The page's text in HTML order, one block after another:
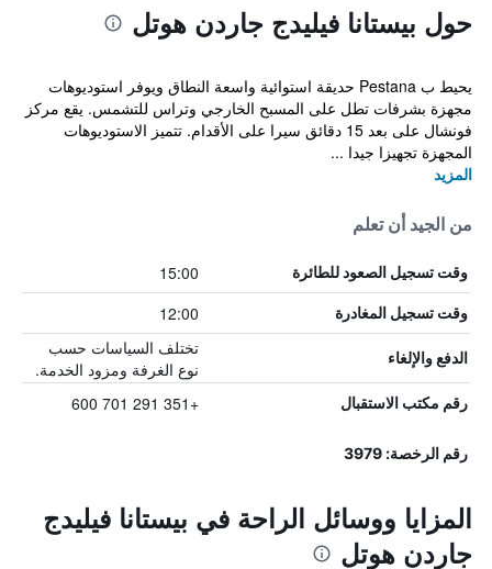
حول بيستانا فيليدج جاردن هوتل
يحيط ب Pestana حديقة استوائية واسعة النطاق ويوفر استوديوهات
مجهزة بشرفات تطل على المسبح الخارجي وتراس للتشمس. يقع مركز
فونشال على بعد 15 دقائق سيرا على الأقدام. تتميز الاستوديوهات
المجهزة تجهيزا جيدا ...
المزيد
من الجيد أن تعلم
وقت تسجيل الصعود للطائرة 15:00
وقت تسجيل المغادرة 12:00
الدفع والإلغاء
تختلف السياسات حسب
نوع الغرفة ومزود الخدمة.
رقم مكتب الاستقبال +351 291 701 600
رقم الرخصة: 3979
المزايا ووسائل الراحة في بيستانا فيليدج
جاردن هوتل